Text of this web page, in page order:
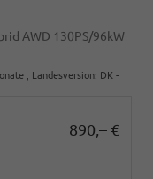
AWD 130PS/96kW
, Landesversion: DK -
890,– €